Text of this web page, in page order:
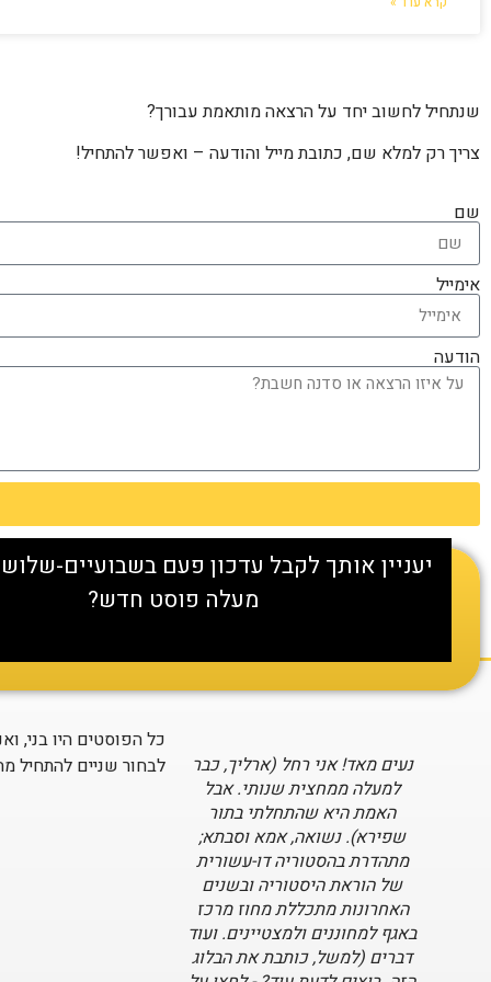
שנתחיל לחשוב יחד על הרצאה מותאמת עבורך?
צריך רק למלא שם, כתובת מייל והודעה – ואפשר להתחיל!
שם
אימייל
הודעה
יעניין אותך לקבל עדכון פעם בשבועיים-
מעלה פוסט חדש?
נעים מאד! אני רחל (ארליך, כבר
למעלה ממחצית שנותי. אבל
האמת היא שהתחלתי בתור
שפירא). נשואה, אמא וסבתא;
מתהדרת בהסטוריה דו-עשורית
של הוראת היסטוריה ובשנים
האחרונות מתכללת מחוז מרכז
באגף למחוננים ולמצטיינים. ועוד
דברים (למשל, כותבת את הבלוג
כל הפוסטים היו בני,
לבחור שניים להתחיל